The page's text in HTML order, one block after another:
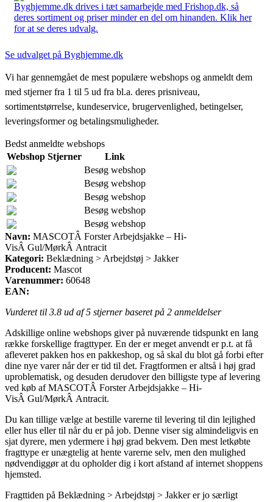
Byghjemme.dk drives i tæt samarbejde med Frishop.dk, så
deres sortiment og priser minder en del om hinanden. Klik her
for at se deres udvalg.
Se udvalget på Byghjemme.dk
Vi har gennemgået de mest populære webshops og anmeldt dem
med stjerner fra 1 til 5 ud fra bl.a. deres prisniveau,
sortimentstørrelse, kundeservice, brugervenlighed, betingelser,
leveringsformer og betalingsmuligheder.
Bedst anmeldte webshops
Webshop Stjerner
Link
Besøg webshop
Besøg webshop
Besøg webshop
Besøg webshop
Besøg webshop
Navn: MASCOTÂ Forster Arbejdsjakke – Hi-
VisÂ Gul/MørkÂ Antracit
Kategori: Beklædning > Arbejdstøj > Jakker
Producent: Mascot
Varenummer: 60648
EAN:
Vurderet til 3.8 ud af 5 stjerner baseret på 2 anmeldelser
Adskillige online webshops giver på nuværende tidspunkt en lang
række forskellige fragttyper. En der er meget anvendt er p.t. at få
afleveret pakken hos en pakkeshop, og så skal du blot gå forbi efter
dine nye varer når der er tid til det. Fragtformen er altså i høj grad
uproblematisk, og desuden derudover den billigste type af levering
ved køb af MASCOTÂ Forster Arbejdsjakke – Hi-
VisÂ Gul/MørkÂ Antracit.
Du kan tillige vælge at bestille varerne til levering til din lejlighed
eller hus eller til når du er på job. Denne viser sig almindeligvis en
sjat dyrere, men ydermere i høj grad bekvem. Den mest letkøbte
fragttype er unægtelig at hente varerne selv, men den mulighed
nødvendiggør at du opholder dig i kort afstand af internet shoppens
hjemsted.
Fragttiden på Beklædning > Arbejdstøj > Jakker er jo særligt